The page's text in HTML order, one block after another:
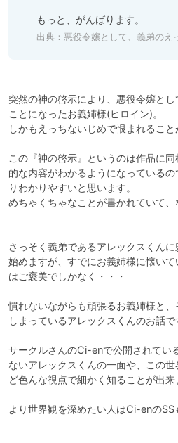
もっと、がんばります。
出典： 悪役令嬢として、義弟のえっちな躾! がんばりま
突然の神の啓示により、悪役令嬢と
ことになったお義姉様(ヒロイン)。
しかもえっちないじめで恨まれること
この『神の啓示』というのは作品に
的な内容がわかるようになっている
りわかりやすいと思います。
めちゃくちゃなことが書かれていて、
さっそく義弟であるアレックスくん
始めますが、すでにお義姉様に懐い
はご褒美でしかなく・・・
慣れないながらも頑張るお義姉様と
しまっているアレックスくんのお話で
サークルさんのCi-enで公開されてい
ないアレックスくんの一面や、この
ど色んな視点で細かく知ることが出来
より世界観を深めたい人はCi-enのSS